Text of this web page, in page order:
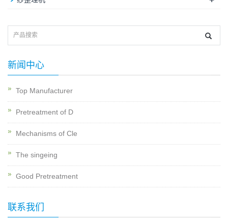
新闻中心
Top Manufacturer
Pretreatment of D
Mechanisms of Cle
The singeing
Good Pretreatment
联系我们